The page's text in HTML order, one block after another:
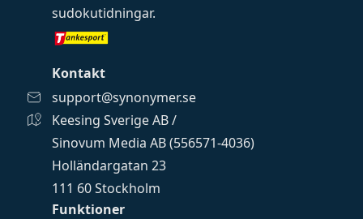
Funktioner
sudokutidningar.
Kontakt
support@synonymer.se
Keesing Sverige AB /
Sinovum Media AB (556571-4036)
Holländargatan 23
111 60 Stockholm